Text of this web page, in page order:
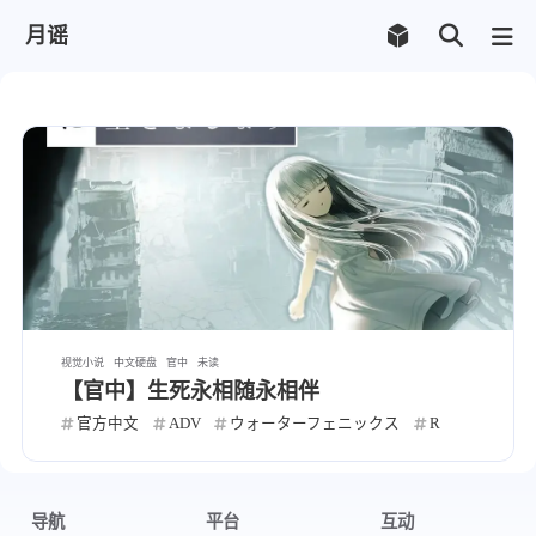
月谣
视觉小说 中文硬盘 官中 未读
【官中】生死永相随永相伴
官方中文 ADV ウォーターフェニックス R
导航 平台 互动